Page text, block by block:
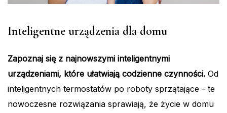
Inteligentne urządzenia dla domu
Zapoznaj się z najnowszymi inteligentnymi
urządzeniami, które ułatwiają codzienne czynności. Od
inteligentnych termostatów po roboty sprzątające - te
nowoczesne rozwiązania sprawiają, że życie w domu